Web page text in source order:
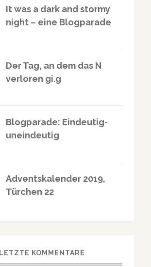
It was a dark and stormy
night – eine Blogparade
Der Tag, an dem das N
verloren gi.g
Blogparade: Eindeutig-
uneindeutig
Adventskalender 2019,
Türchen 22
LETZTE KOMMENTARE